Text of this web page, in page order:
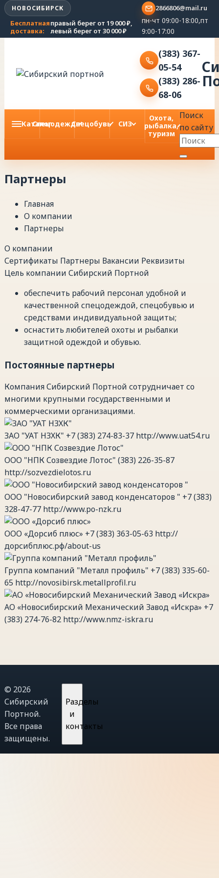
Каталог
СпецодеждаСпецобувь СИЗ
Охота,
рыбалка,
туризм
Поиск
по сайту
НОВОСИБИРСК
Бесплатная
доставка:
правый берег от 19 000 ₽,
левый берег от 30 000 ₽
2866806@mail.ru
пн-чт 09:00-18:00,пт
9:00-17:00
(383) 367-
05-54
(383) 286-
68-06
Партнеры
Главная
О компании
Партнеры
О компании
Сертификаты Партнеры Вакансии Реквизиты
Цель компании Сибирский Портной
обеспечить рабочий персонал удобной и
качественной спецодеждой, спецобувью и
средствами индивидуальной защиты;
оснастить любителей охоты и рыбалки
защитной одеждой и обувью.
Постоянные партнеры
Компания Сибирский Портной сотрудничает со
многими крупными государственными и
коммерческими организациями.
ЗАО "УАТ НЗХК" +7 (383) 274-83-37 http://www.uat54.ru
ООО "НПК Созвездие Лотос" (383) 226-35-87
http://sozvezdielotos.ru
ООО "Новосибирский завод конденсаторов " +7 (383)
328-47-77 http://www.po-nzk.ru
ООО «Дорсиб плюс» +7 (383) 363-05-63 http://
дорсибплюс.рф/about-us
Группа компаний "Металл профиль" +7 (383) 335-60-
65 http://novosibirsk.metallprofil.ru
АО «Новосибирский Механический Завод «Искра» +7
(383) 274-76-82 http://www.nmz-iskra.ru
© 2026
Сибирский
Портной.
Все права
защищены.
Разделы
и
контакты